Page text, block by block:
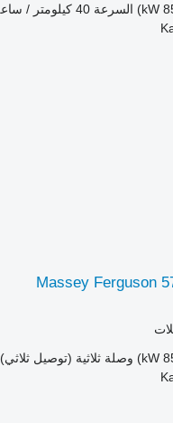
السرعة 40 كيلومتر / ساعة
Massey Ferguson
وصلة ثلاثية (توصيل ثلاثي)